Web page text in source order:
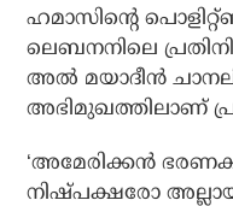
ഹമാസിന്റെ
ലെബനനിലെ
അൽ മയാദീൻ
അഭിമുഖത്തിലാണ്
‘അമേരിക്കൻ
നിഷ്പക്ഷരോ